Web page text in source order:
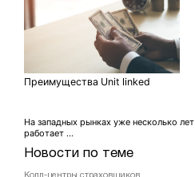
Новости по теме
Преимущества Unit linked
На западных рынках уже несколько лет
работает ...